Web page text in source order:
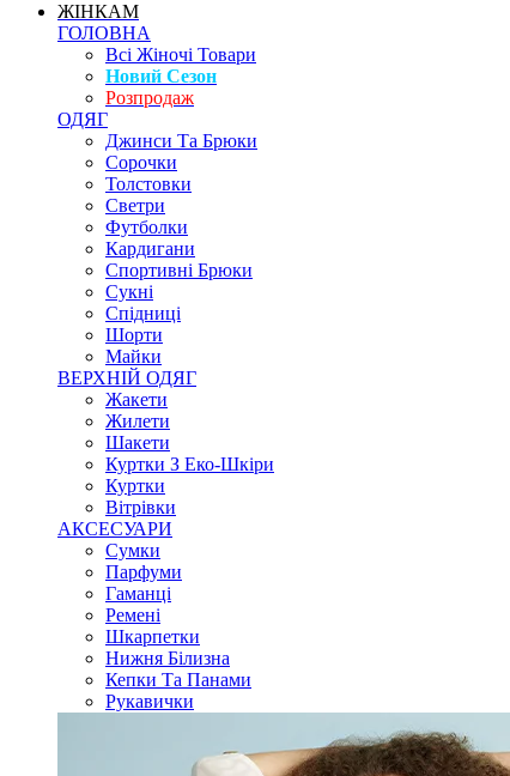
ЖІНКАМ
ГОЛОВНА
Всі Жіночі Товари
Новий Сезон
Розпродаж
ОДЯГ
Джинси Та Брюки
Сорочки
Толстовки
Светри
Футболки
Кардигани
Спортивні Брюки
Сукні
Спідниці
Шорти
Майки
ВЕРХНІЙ ОДЯГ
Жакети
Жилети
Шакети
Куртки З Еко-Шкіри
Куртки
Вітрівки
АКСЕСУАРИ
Сумки
Парфуми
Гаманці
Ремені
Шкарпетки
Нижня Білизна
Кепки Та Панами
Рукавички